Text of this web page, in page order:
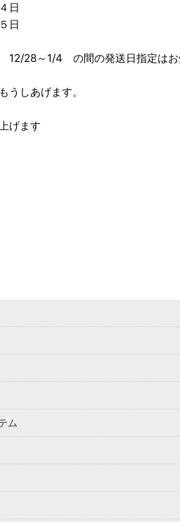
日
12/28～1/4 の間の発送日指定はお
うしあげます。
げます
ム